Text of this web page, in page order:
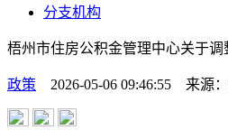
分支机构
梧州市住房公积金管理中心关于
政策 2026-05-06 09:46:55 来源：